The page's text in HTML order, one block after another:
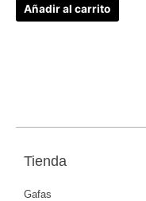
Añadir al carrito
Tienda
Gafas